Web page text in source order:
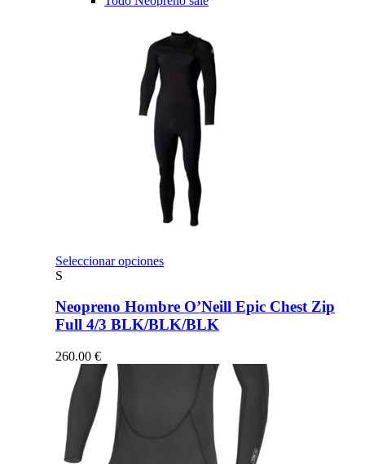
Seleccionar opcionesEste
múltiples
variantes.
Las
se
página
S
Neopreno Hombre O’Neill Epic Chest Zip
Full 4/3 BLK/BLK/BLK
260.00 €